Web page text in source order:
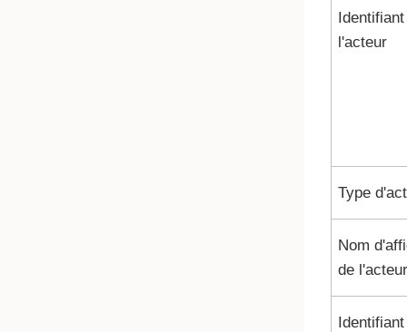
l'acteur
Type
Nom
de l'acteur
Identifiant